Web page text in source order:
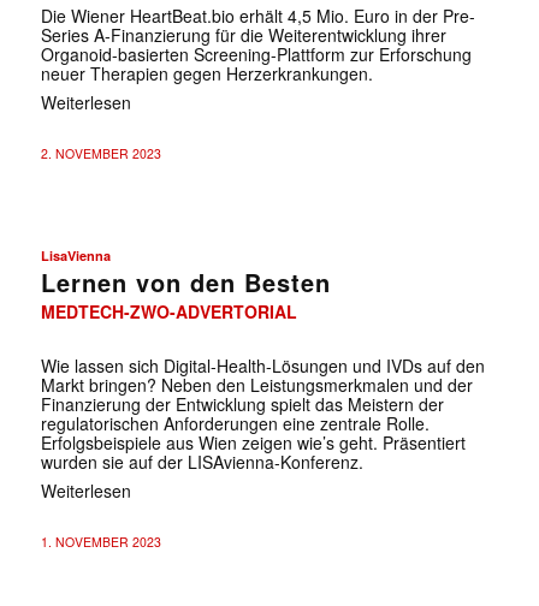
Die Wiener HeartBeat.bio erhält 4,5 Mio. Euro in der Pre-
Series A-Finanzierung für die Weiterentwicklung ihrer
Organoid-basierten Screening-Plattform zur Erforschung
neuer Therapien gegen Herzerkrankungen.
Weiterlesen
2. NOVEMBER 2023
LisaVienna
Lernen von den Besten
MEDTECH-ZWO-ADVERTORIAL
Wie lassen sich Digital-Health-Lösungen und IVDs auf den
Markt bringen? Neben den Leistungsmerkmalen und der
Finanzierung der Entwicklung spielt das Meistern der
regulatorischen Anforderungen eine zentrale Rolle.
Erfolgsbeispiele aus Wien zeigen wie’s geht. Präsentiert
wurden sie auf der LISAvienna-Konferenz.
Weiterlesen
1. NOVEMBER 2023